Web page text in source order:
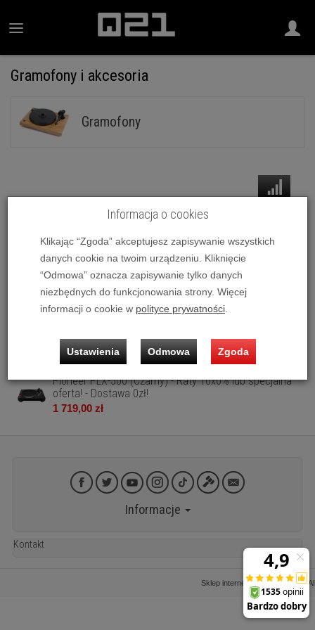
Gramofony i akcesoria
Gramofony
zapytania
Pioneer PLX-1000 - Raty 10x0%! - Dostawa 0zł!
3 649,00 zł
oferta! - Dostawa 0zł!
1 929,00 zł
Pioneer PLX-500 (Czarny) - Raty 10x0% lub specjalna
oferta! - Dostawa 0zł!
1 719,00 zł
Informacje
Kontakt
Sklep internetowy SOTESHOP AI
Informacja o cookies
Klikając “Zgoda” akceptujesz zapisywanie wszystkich
danych cookie na twoim urządzeniu. Kliknięcie
“Odmowa” oznacza zapisywanie tylko danych
niezbędnych do funkcjonowania strony. Więcej
informacji o cookie w polityce prywatności
Ustawienia Odmowa Zgoda